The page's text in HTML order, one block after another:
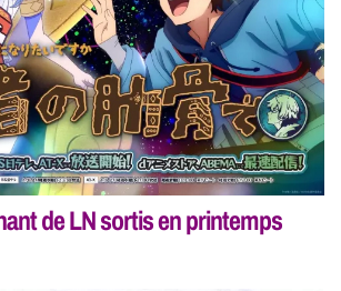
de LN sortis en printemps